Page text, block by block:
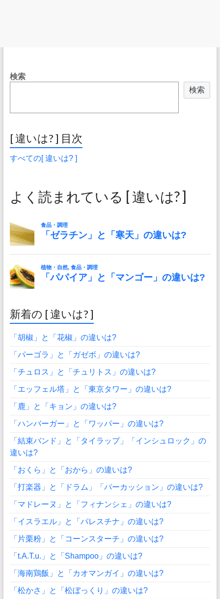
検索
検索
[ 違いは? ] 目次
すべての[ 違いは? ]
よく読まれている [ 違いは? ]
新着の [ 違いは? ]
「胡椒」と「花椒」の違いは?
「パーゴラ」と「ガゼボ」の違いは?
「チュロス」と「チュリトス」の違いは?
「エッフェル塔」と「東京タワー」の違いは?
「鹿」と「キョン」の違いは?
「ハンバーガー」と「ワッパー」の違いは?
「結束バンド」と「タイラップ」「インシュロック」の
違いは?
「おくら」と「おから」の違いは?
「打楽器」と「ドラム」「パーカッション」の違いは?
「マドレーヌ」と「フィナンシェ」の違いは?
「イスラエル」と「パレスチナ」の違いは?
「片栗粉」と「コーンスターチ」の違いは?
「t.A.T.u.」と「Shampoo」の違いは?
「海南鶏飯」と「カオマンガイ」の違いは?
「松かさ」と「松ぼっくり」の違いは?